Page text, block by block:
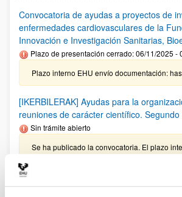
Convocatoria de ayudas a proyectos de
enfermedades cardiovasculares de la
Innovación e Investigación Sanitarias,
Plazo de presentación cerrado: 06/11/2025 -
Plazo interno EHU envío documentación:
[IKERBILERAK] Ayudas para la
reuniones de carácter científico.
Sin trámite abierto
Se ha publicado la convocatoria. El plazo
las solicitudes es: 17/10/2025
Investigador predoctoral AECC 2026